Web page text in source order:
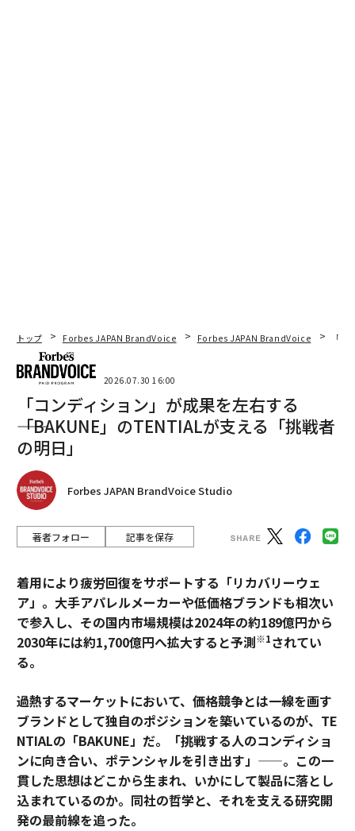
トップ Forbes JAPAN BrandVoice Forbes JAPAN BrandVoice 「
2026.07.30 16:00
「コンディション」が成果を左右する
――「BAKUNE」のTENTIALが支える「挑戦者
の明日」
Forbes JAPAN BrandVoice Studio
著者フォロー 記事を保存
着用により疲労回復をサポートする「リカバリーウェ
ア」。大手アパレルメーカーや低価格ブランドも相次い
で参入し、その国内市場規模は2024年の約189億円から
2030年には約1,700億円へ拡大すると予測※1されてい
る。
過熱するマーケットにおいて、価格競争とは一線を画す
ブランドとして独自のポジションを築いているのが、TE
NTIALの「BAKUNE」だ。「挑戦する人のコンディショ
ンに向き合い、ポテンシャルを引き出す」——。この一
貫した思想はどこから生まれ、いかにして製品に落とし
込まれているのか。同社の哲学と、それを支える研究開
発の最前線を追った。